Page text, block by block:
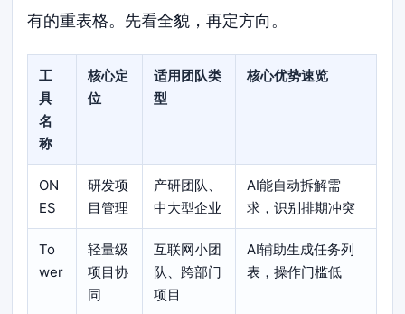
有的重表格。先看全貌，再定方向。
工
具
名
称
核心定
位
适用团队类
型
核心优势速览
ON
ES
研发项
目管理
产研团队、
中大型企业
AI能自动拆解需
求，识别排期冲突
To
wer
轻量级
项目协
同
互联网小团
队、跨部门
项目
AI辅助生成任务列
表，操作门槛低